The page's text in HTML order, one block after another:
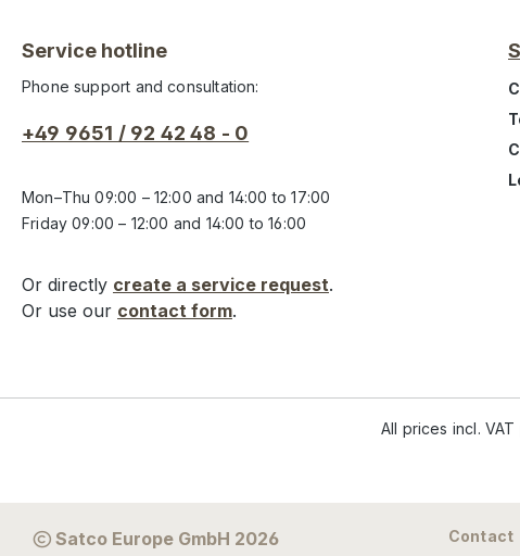
Service hotline
Phone support and consultation:
+49 9651 / 92 42 48 - 0
Mon–Thu 09:00 – 12:00 and 14:00 to 17:00
Friday 09:00 – 12:00 and 14:00 to 16:00
Or directly create a service request.
Or use our contact form.
All prices incl. VAT
Satco Europe GmbH 2026 Contact